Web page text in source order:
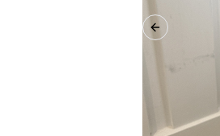
Previous slide